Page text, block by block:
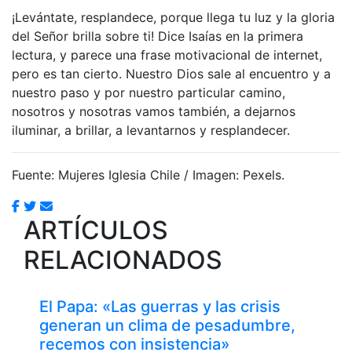
¡Levántate, resplandece, porque llega tu luz y la gloria
del Señor brilla sobre ti! Dice Isaías en la primera
lectura, y parece una frase motivacional de internet,
pero es tan cierto. Nuestro Dios sale al encuentro y a
nuestro paso y por nuestro particular camino,
nosotros y nosotras vamos también, a dejarnos
iluminar, a brillar, a levantarnos y resplandecer.
Fuente: Mujeres Iglesia Chile / Imagen: Pexels.
ARTÍCULOS
RELACIONADOS
El Papa: «Las guerras y las crisis
generan un clima de pesadumbre,
recemos con insistencia»